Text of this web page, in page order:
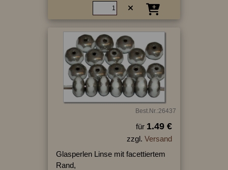
Best.Nr.:26437
für 1.49 €
zzgl. Versand
Glasperlen Linse mit facettiertem
Rand,